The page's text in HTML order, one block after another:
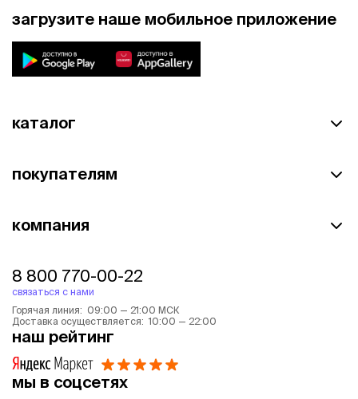
загрузите наше мобильное приложение
каталог
покупателям
компания
8 800 770-00-22
связаться с нами
Горячая линия: 09:00 — 21:00 МСК
Доставка осуществляется: 10:00 — 22:00
наш рейтинг
мы в соцсетях